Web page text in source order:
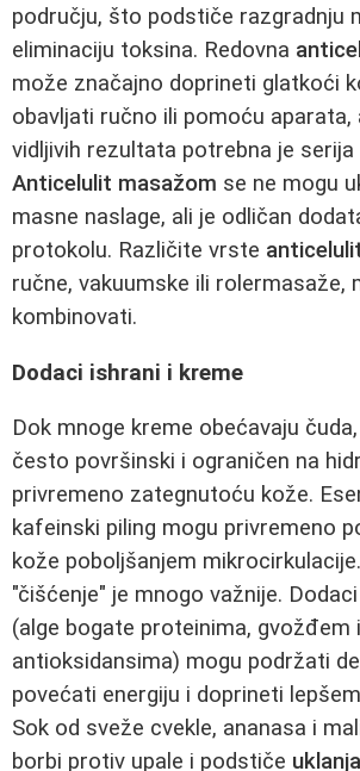
području, što podstiče razgradnju
eliminaciju toksina. Redovna
može značajno doprineti glatkoći
obavljati ručno ili pomoću aparata,
vidljivih rezultata potrebna je
Anticelulit masažom se ne mogu
masne naslage, ali je odličan
protokolu. Različite vrste
ručne, vakuumske ili rolermasaže,
kombinovati.
Dodaci ishrani i kreme
Dok mnoge kreme obećavaju
često površinski i ograničen na
privremeno zategnutoću kože.
kafeinski piling mogu privremeno
kože poboljšanjem
"čišćenje" je mnogo važnije.
(alge bogate proteinima, gvožđem i
antioksidansima) mogu podržati
povećati energiju i doprineti
Sok od sveže cvekle, ananasa i
borbi protiv upale i podstiče